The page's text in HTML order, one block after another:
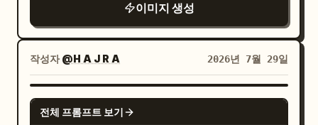
#66715F, Metallic Grey-Blue #8897A0,
Structural Brown #8B7058, Title
Charcoal Black #2C2F31. 섬유 엠보싱, 절단
면, 금속 고정 장치, 반투명 아크릴, 워크숍 테
이블의 흠집 등을 상세히 묘사하세요. 웹사이
트 계층 구조에 맞춘 레이아웃으로, 회사명, 핵
참조 이미지의 캐릭터 아이덴티티를 변경할 수
없는 엄격한 제약 조건으로 다루세요. 얼굴의
가로세로 비율, 광대뼈, 뺨, 턱선, 턱 끝, 눈 윤
곽, 눈 간격, 눈꺼풀 구조, 시선, 눈썹 아치, 두
께, 색상, 눈썹 간격, 콧대, 코끝, 콧구멍, 옆모
습의 코 모양, 입술 두께, 입술 산, 입꼬리, 피부
이미지 생성
작성자@H A J R A 2026년 7월 29일
GPT IMAGE 2
전체 프롬프트 보기